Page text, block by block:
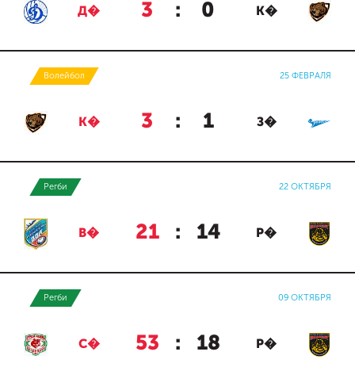
Д� 3 : 0 К�
Волейбол 25 ФЕВРАЛЯ
К� 3 : 1 З�
Регби 22 ОКТЯБРЯ
В� 21 : 14 Р�
Регби 09 ОКТЯБРЯ
С� 53 : 18 Р�